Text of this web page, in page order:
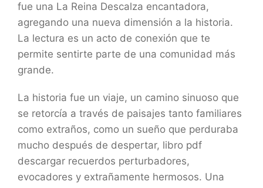
fue una La Reina Descalza encantadora,
agregando una nueva dimensión a la historia.
La lectura es un acto de conexión que te
permite sentirte parte de una comunidad más
grande.
La historia fue un viaje, un camino sinuoso que
se retorcía a través de paisajes tanto familiares
como extraños, como un sueño que perduraba
mucho después de despertar, libro pdf
descargar recuerdos perturbadores,
evocadores y extrañamente hermosos. Una